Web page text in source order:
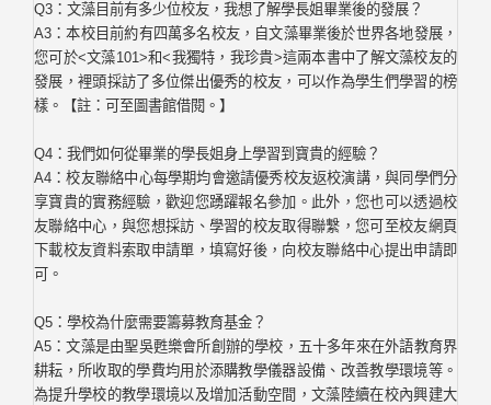
Q3：文藻目前有多少位校友，我想了解學長姐畢業後的發展？
A3：本校目前約有四萬多名校友，自文藻畢業後於世界各地發展，
您可於<文藻101>和<我獨特，我珍貴>這兩本書中了解文藻校友的
發展，裡頭採訪了多位傑出優秀的校友，可以作為學生們學習的榜
樣。【註：可至圖書館借閱。】
Q4：我們如何從畢業的學長姐身上學習到寶貴的經驗？
A4：校友聯絡中心每學期均會邀請優秀校友返校演講，與同學們分
享寶貴的實務經驗，歡迎您踴躍報名參加。此外，您也可以透過校
友聯絡中心，與您想採訪、學習的校友取得聯繫，您可至校友網頁
下載校友資料索取申請單，填寫好後，向校友聯絡中心提出申請即
可。
Q5：學校為什麼需要籌募教育基金？
A5：文藻是由聖吳甦樂會所創辦的學校，五十多年來在外語教育界
耕耘，所收取的學費均用於添購教學儀器設備、改善教學環境等。
為提升學校的教學環境以及增加活動空間，文藻陸續在校內興建大